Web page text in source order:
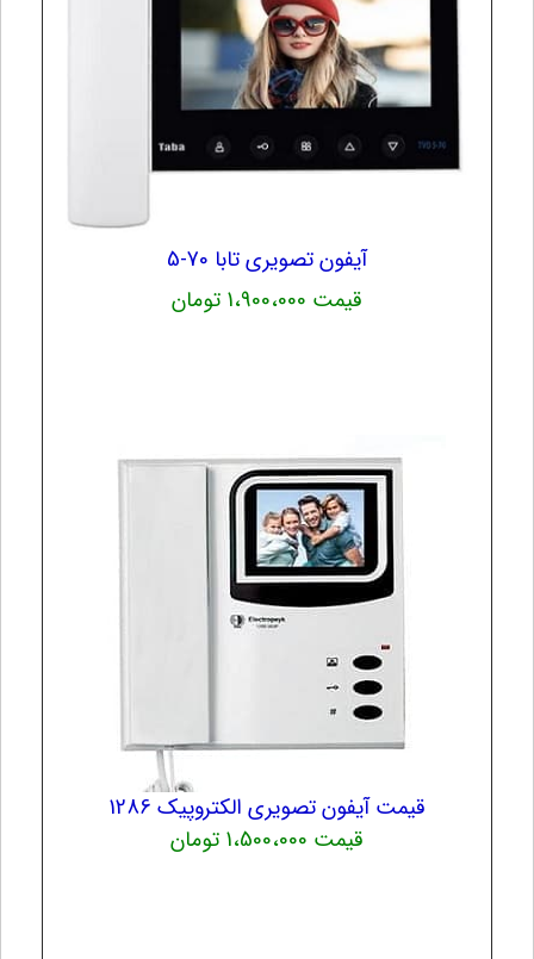
آیفون تصویری تابا 70-5
قیمت 1،900،000 تومان
قیمت آیفون تصویری الکتروپیک 1286
قیمت 1،500،000 تومان